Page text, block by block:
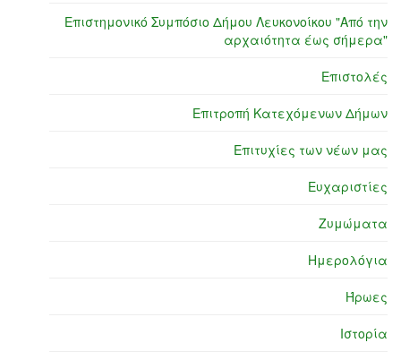
Επιστημονικό Συμπόσιο Δήμου Λευκονοίκου "Από την
αρχαιότητα έως σήμερα"
Επιστολές
Επιτροπή Κατεχόμενων Δήμων
Επιτυχίες των νέων μας
Ευχαριστίες
Ζυμώματα
Ημερολόγια
Ήρωες
Ιστορία